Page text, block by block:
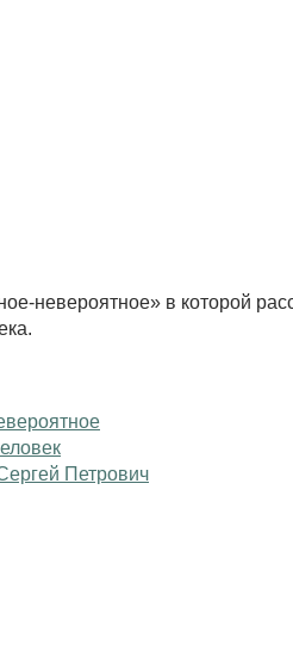
невероятное» в которой
Петрович